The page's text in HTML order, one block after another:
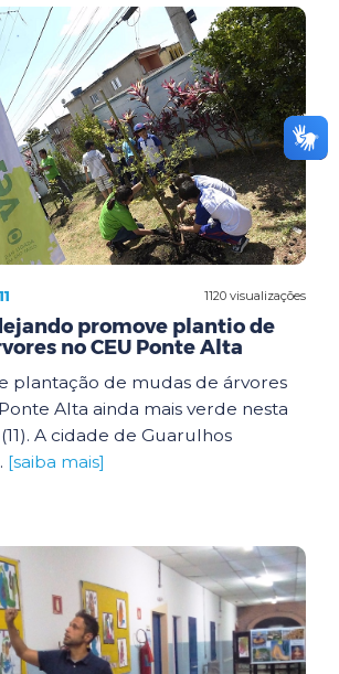
1120 visualizações
promove plantio de
no CEU Ponte Alta
plantação de mudas de árvores
Alta ainda mais verde nesta
A cidade de Guarulhos
[saiba mais]